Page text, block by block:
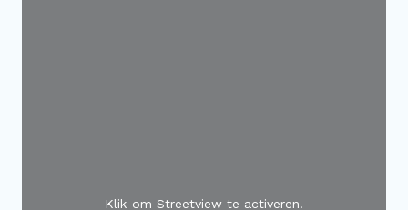
Klik om Streetview te activeren.